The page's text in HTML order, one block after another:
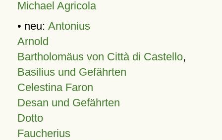
Michael Agricola
• neu: Antonius
Arnold
Bartholomäus von Città di Castello,
Basilius und Gefährten
Celestina Faron
Desan und Gefährten
Dotto
Faucherius